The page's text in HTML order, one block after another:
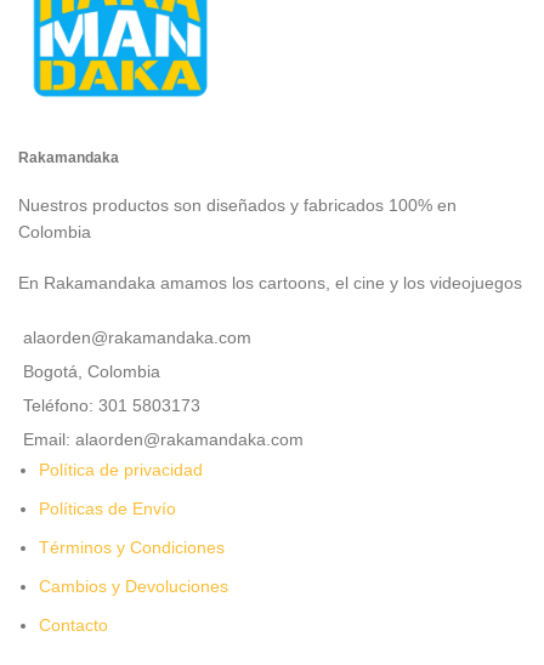
Rakamandaka
Nuestros productos son diseñados y fabricados 100% en
Colombia
En Rakamandaka amamos los cartoons, el cine y los videojuegos
alaorden@rakamandaka.com
Bogotá, Colombia
Teléfono: 301 5803173
Email: alaorden@rakamandaka.com
Política de privacidad
Políticas de Envío
Términos y Condiciones
Cambios y Devoluciones
Contacto